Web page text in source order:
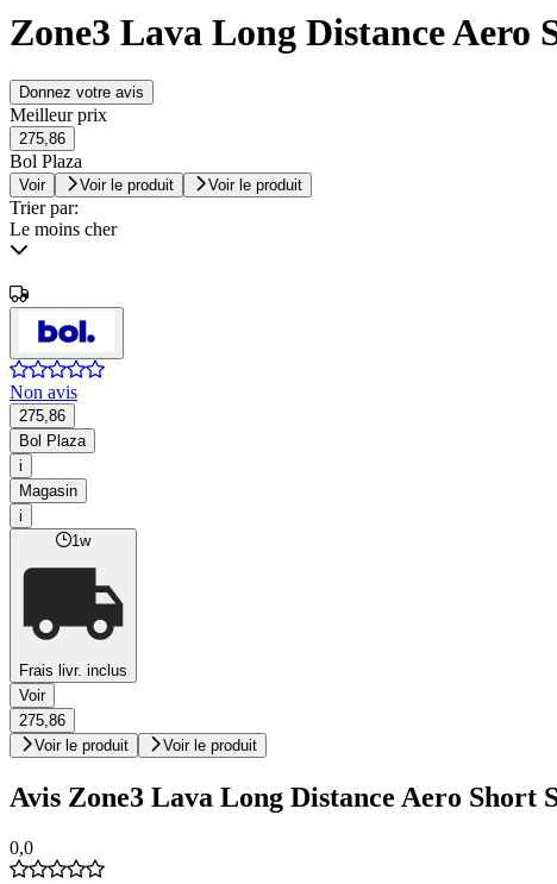
Zone3 Lava Long Distance Aero
Donnez votre avis
Meilleur prix
275,86
Bol Plaza
Voir Voir le produit Voir le produit
Trier par:
Le moins cher
Non avis
275,86
Bol Plaza
i
Magasin
i
1w
Frais livr. inclus
Voir
275,86
Voir le produit
Voir le produit
Avis Zone3 Lava Long Distance Aero Short
0,0